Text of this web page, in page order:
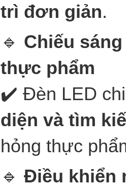
trì đơn giản.
🔹 Chiếu
thực phẩm
✔️ Đèn LED
diện và tìm
hỏng thực
🔹 Điều khiển